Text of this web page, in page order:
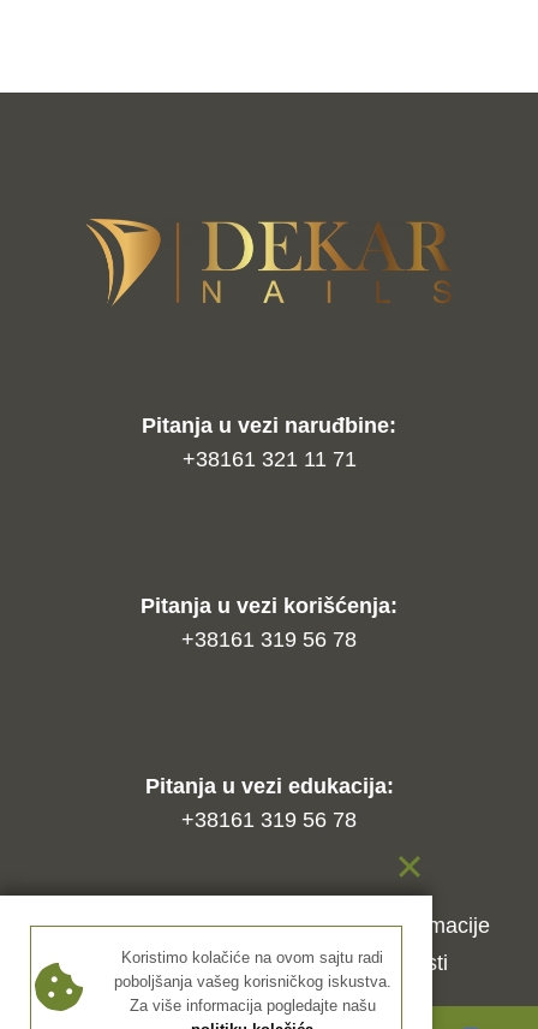
Pitanja u vezi naruđbine:
+38161 321 11 71
Pitanja u vezi korišćenja:
+38161 319 56 78
Pitanja u vezi edukacija:
+38161 319 56 78
Kako naručiti? Način isporuke
Reklamacije
Uslovi korišćenja
Politika privatnosti
Koristimo kolačiće na ovom sajtu radi
poboljšanja vašeg korisničkog iskustva.
Za više informacija pogledajte našu